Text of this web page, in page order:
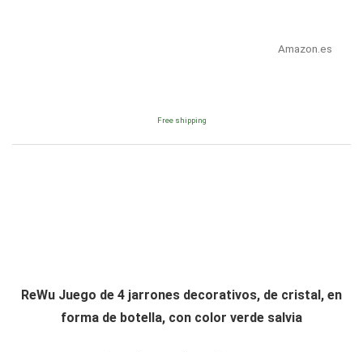
Amazon.es
Free shipping
ReWu Juego de 4 jarrones decorativos, de cristal, en
forma de botella, con color verde salvia